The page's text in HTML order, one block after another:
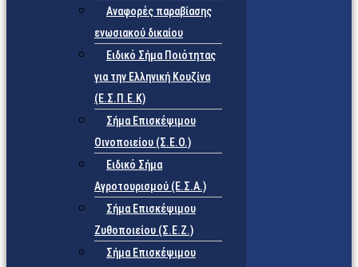
Αναφορές παραβίασης
ενωσιακού δικαίου
Ειδικό Σήμα Ποιότητας
για την Ελληνική Κουζίνα
(Ε.Σ.Π.Ε.Κ)
Σήμα Επισκέψιμου
Οινοποιείου (Σ.Ε.Ο.)
Ειδικό Σήμα
Αγροτουρισμού (Ε.Σ.Α.)
Σήμα Επισκέψιμου
Ζυθοποιείου (Σ.Ε.Ζ.)
Σήμα Επισκέψιμου